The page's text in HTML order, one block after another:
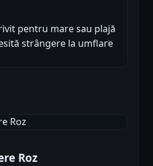
pentru mare sau plajă
strângere la umflare
Roz